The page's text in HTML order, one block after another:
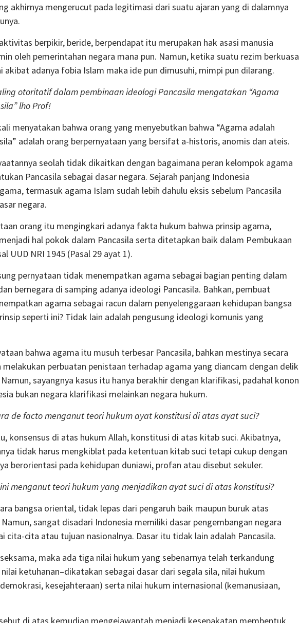
akhirnya mengerucut pada legitimasi dari suatu ajaran yang di dalamnya
berpikir, beride, berpendapat itu merupakan hak asasi manusia
oleh pemerintahan negara mana pun. Namun, ketika suatu rezim berkuasa
akibat adanya fobia Islam maka ide pun dimusuhi, mimpi pun dilarang.
otoritatif dalam pembinaan ideologi Pancasila mengatakan “Agama
lho Prof!
menyatakan bahwa orang yang menyebutkan bahwa “Agama adalah
adalah orang berpernyataan yang bersifat a-historis, anomis dan ateis.
seolah tidak dikaitkan dengan bagaimana peran kelompok agama
Pancasila sebagai dasar negara. Sejarah panjang Indonesia
termasuk agama Islam sudah lebih dahulu eksis sebelum Pancasila
negara.
orang itu mengingkari adanya fakta hukum bahwa prinsip agama,
hal pokok dalam Pancasila serta ditetapkan baik dalam Pembukaan
UUD NRI 1945 (Pasal 29 ayat 1).
pernyataan tidak menempatkan agama sebagai bagian penting dalam
bernegara di samping adanya ideologi Pancasila. Bahkan, pembuat
agama sebagai racun dalam penyelenggaraan kehidupan bangsa
seperti ini? Tidak lain adalah pengusung ideologi komunis yang
bahwa agama itu musuh terbesar Pancasila, bahkan mestinya secara
perbuatan penistaan terhadap agama yang diancam dengan delik
Namun, sayangnya kasus itu hanya berakhir dengan klarifikasi, padahal konon
bukan negara klarifikasi melainkan negara hukum.
de facto menganut teori hukum ayat konstitusi di atas ayat suci?
konsensus di atas hukum Allah, konstitusi di atas kitab suci. Akibatnya,
tidak harus mengkiblat pada ketentuan kitab suci tetapi cukup dengan
berorientasi pada kehidupan duniawi, profan atau disebut sekuler.
menganut teori hukum yang menjadikan ayat suci di atas konstitusi?
bangsa oriental, tidak lepas dari pengaruh baik maupun buruk atas
sangat disadari Indonesia memiliki dasar pengembangan negara
cita-cita atau tujuan nasionalnya. Dasar itu tidak lain adalah Pancasila.
maka ada tiga nilai hukum yang sebenarnya telah terkandung
ketuhanan–dikatakan sebagai dasar dari segala sila, nilai hukum
kesejahteraan) serta nilai hukum internasional (kemanusiaan,